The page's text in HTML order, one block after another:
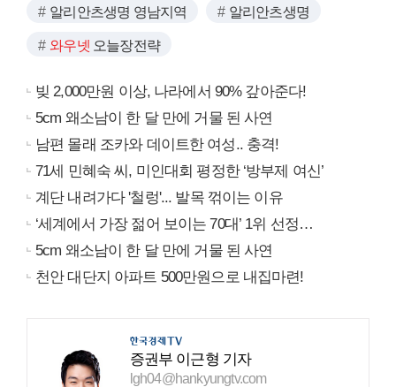
알리안츠생명 영남지역 알리안츠생명
와우넷 오늘장전략
빚 2,000만원 이상, 나라에서 90% 갚아준다!
5cm 왜소남이 한 달 만에 거물 된 사연
남편 몰래 조카와 데이트한 여성.. 충격!
71세 민혜숙 씨, 미인대회 평정한 ‘방부제 여신’
계단 내려가다 '철렁'... 발목 꺾이는 이유
‘세계에서 가장 젊어 보이는 70대’ 1위 선정…
5cm 왜소남이 한 달 만에 거물 된 사연
천안 대단지 아파트 500만원으로 내집마련!
증권부 이근형 기자
lgh04@hankyungtv.com